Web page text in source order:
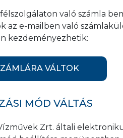
való számla
az e-mailben való
kezdeményezhetik:
VÁLTOK
MÓD VÁLTÁS
Zrt. általi